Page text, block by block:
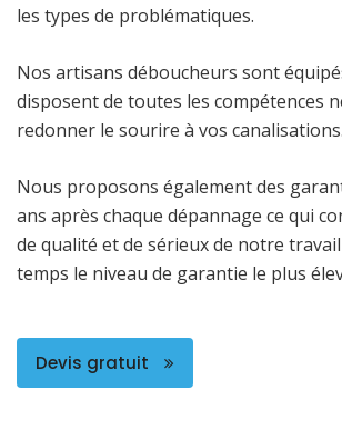
les types de problématiques.
Nos artisans déboucheurs sont
disposent de toutes les compétences
redonner le sourire à vos canalisations.
Nous proposons également des
ans après chaque dépannage ce qui
de qualité et de sérieux de notre
temps le niveau de garantie le plus
Devis gratuit